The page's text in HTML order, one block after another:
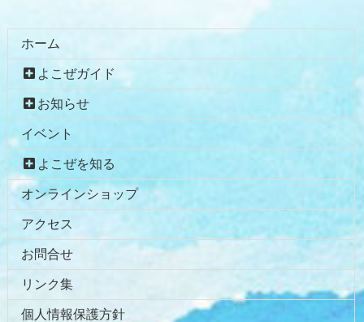
ホーム
よこぜガイド
お知らせ
イベント
よこぜを知る
オンラインショップ
アクセス
お問合せ
リンク集
個人情報保護方針